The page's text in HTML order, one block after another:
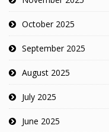
October 2025
September 2025
August 2025
July 2025
June 2025